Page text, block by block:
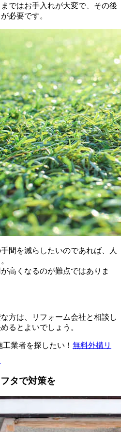
ではお手入れが大変で、その後
必要です。
間を減らしたいのであれば、人
高くなるのが難点ではありま
方は、リフォーム会社と相談し
るとよいでしょう。
業者を探したい！ 無料外構リ
タで対策を